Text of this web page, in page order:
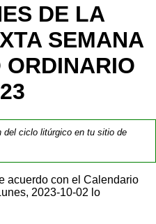
DE LA
SEMANA
ORDINARIO
del ciclo litúrgico en tu sitio de
acuerdo con el Calendario
2023-10-02 lo